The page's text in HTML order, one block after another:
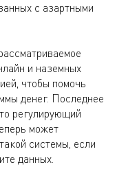
с азартными
и наземных
чтобы помочь
денег. Последнее
регулирующий
может
системы, если
данных.